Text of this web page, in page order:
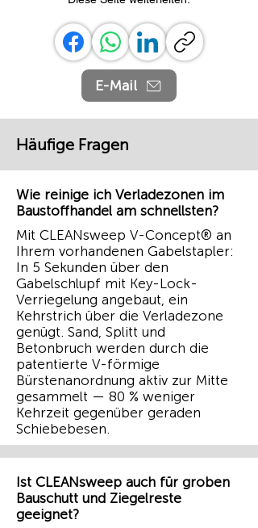
E-Mail
Häufige Fragen
Wie reinige ich Verladezonen im
Baustoffhandel am schnellsten?
Mit CLEANsweep V-Concept® an
Ihrem vorhandenen Gabelstapler:
In 5 Sekunden über den
Gabelschlupf mit Key-Lock-
Verriegelung angebaut, ein
Kehrstrich über die Verladezone
genügt. Sand, Splitt und
Betonbruch werden durch die
patentierte V-förmige
Bürstenanordnung aktiv zur Mitte
gesammelt — 80 % weniger
Kehrzeit gegenüber geraden
Schiebebesen.
Ist CLEANsweep auch für groben
Bauschutt und Ziegelreste
geeignet?